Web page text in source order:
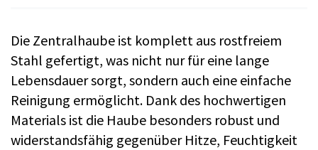
Die Zentralhaube ist komplett aus rostfreiem
Stahl gefertigt, was nicht nur für eine lange
Lebensdauer sorgt, sondern auch eine einfache
Reinigung ermöglicht. Dank des hochwertigen
Materials ist die Haube besonders robust und
widerstandsfähig gegenüber Hitze, Feuchtigkeit